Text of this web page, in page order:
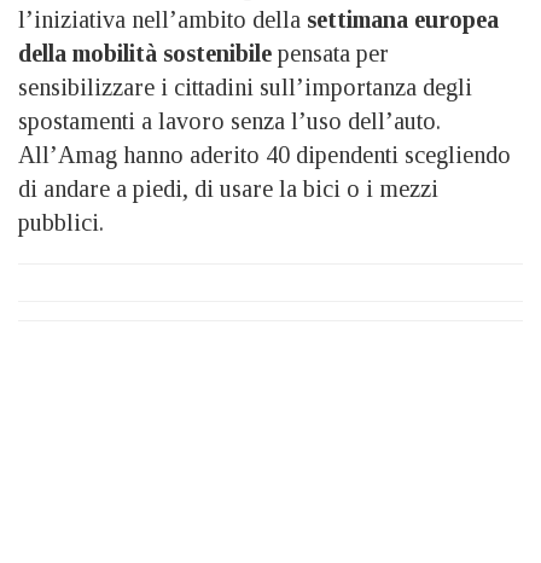
l’iniziativa nell’ambito della settimana europea
della mobilità sostenibile pensata per
sensibilizzare i cittadini sull’importanza degli
spostamenti a lavoro senza l’uso dell’auto.
All’Amag hanno aderito 40 dipendenti scegliendo
di andare a piedi, di usare la bici o i mezzi
pubblici.